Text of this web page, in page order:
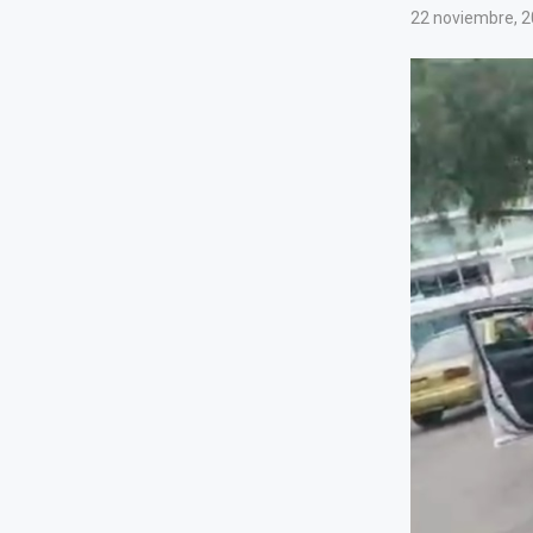
22 noviembre,